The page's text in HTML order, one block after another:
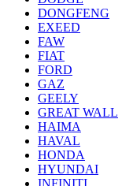
DONGFENG
EXEED
FAW
FIAT
FORD
GAZ
GEELY
GREAT WALL
HAIMA
HAVAL
HONDA
HYUNDAI
INFINITI